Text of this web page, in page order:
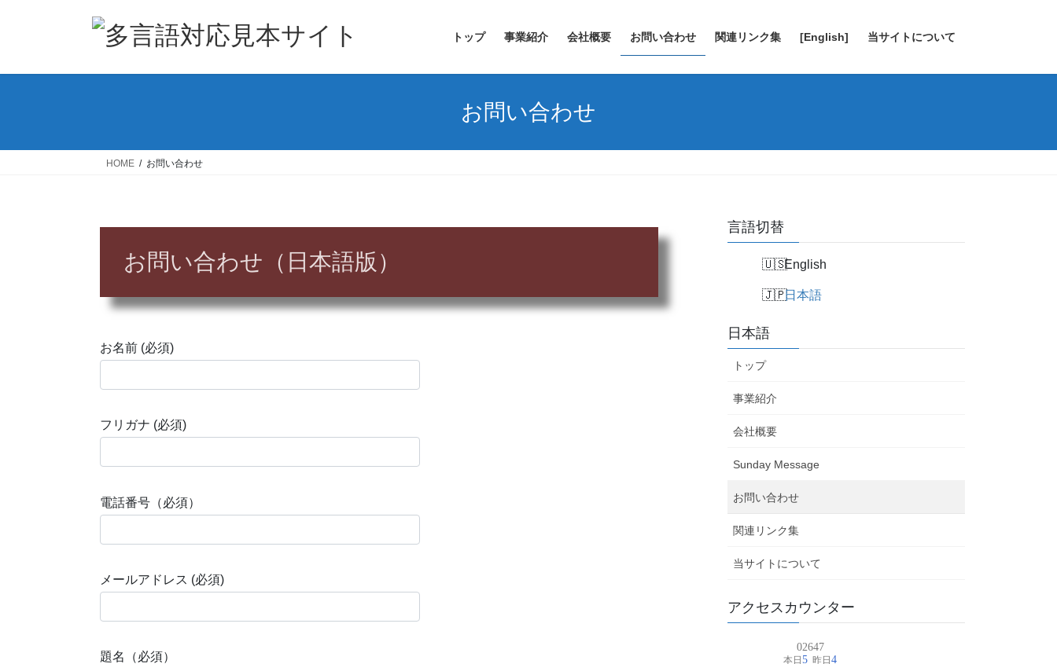
トップ 事業紹介 会社概要 お問い合わせ 関連リンク集 [English] 当サイトについて
お問い合わせ
HOME お問い合わせ
お問い合わせ（日本語版）
お名前 (必須)
フリガナ (必須)
電話番号（必須）
メールアドレス (必須)
題名（必須）
言語切替
English
日本語
日本語
トップ
事業紹介
会社概要
Sunday Message
お問い合わせ
関連リンク集
当サイトについて
アクセスカウンター